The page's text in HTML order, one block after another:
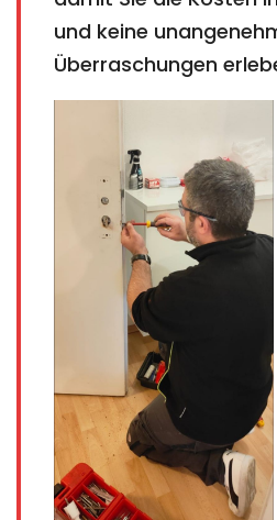
und keine
Überraschungen